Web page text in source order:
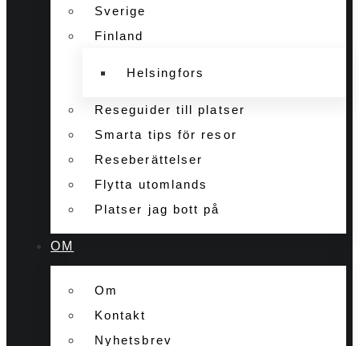
Sverige
Finland
Helsingfors
Reseguider till platser
Smarta tips för resor
Reseberättelser
Flytta utomlands
Platser jag bott på
OM
Om
Kontakt
Nyhetsbrev